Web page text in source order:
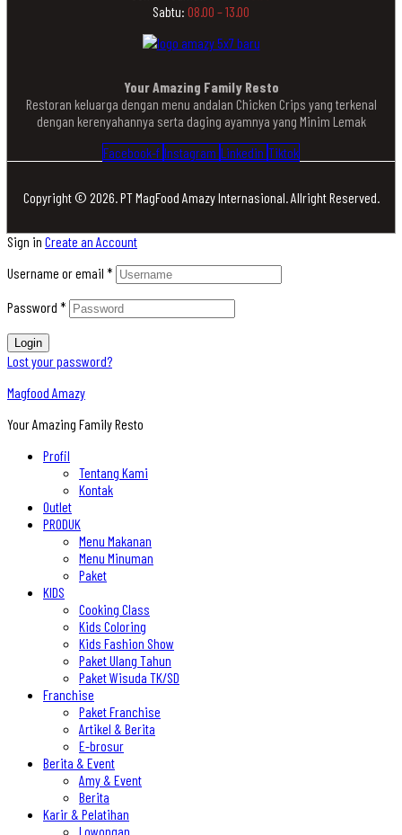
Sabtu: 08.00 – 13.00
Your Amazing Family Resto
Restoran keluarga dengan menu andalan Chicken Crips yang terkenal
dengan kerenyahannya serta daging ayamnya yang Minim Lemak
Facebook-f Instagram Linkedin Tiktok
Copyright © 2026. PT MagFood Amazy Internasional. Allright Reserved.
Sign in Create an Account
Username or email *
Password *
Login
Lost your password?
Magfood Amazy
Your Amazing Family Resto
Profil
Tentang Kami
Kontak
Outlet
PRODUK
Menu Makanan
Menu Minuman
Paket
KIDS
Cooking Class
Kids Coloring
Kids Fashion Show
Paket Ulang Tahun
Paket Wisuda TK/SD
Franchise
Paket Franchise
Artikel & Berita
E-brosur
Berita & Event
Amy & Event
Berita
Karir & Pelatihan
Lowongan